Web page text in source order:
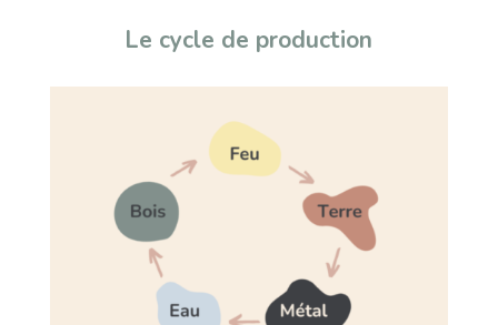
Le cycle de production